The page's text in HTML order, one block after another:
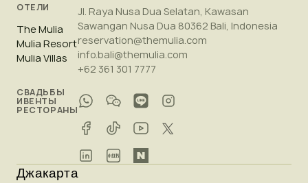
ОТЕЛИ
The Mulia
Mulia Resort
Mulia Villas
СВАДЬБЫ
ИВЕНТЫ
РЕСТОРАНЫ
Jl. Raya Nusa Dua Selatan, Kawasan
Sawangan Nusa Dua 80362 Bali, Indonesia
reservation@themulia.com
info.bali@themulia.com
+62 361 301 7777
Джакарта